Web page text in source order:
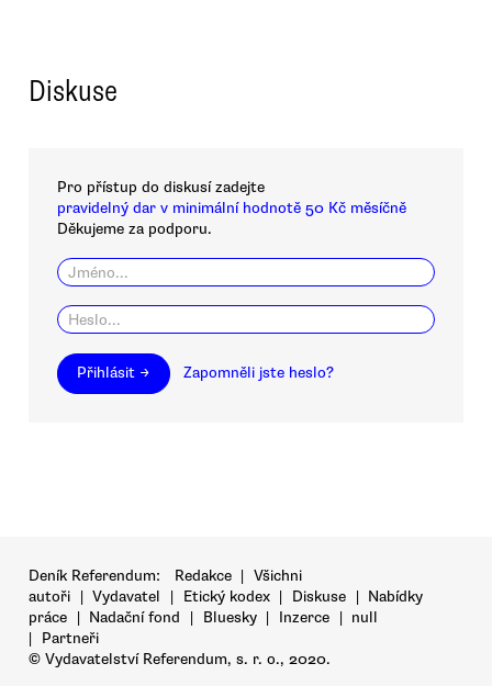
Diskuse
Pro přístup do diskusí zadejte
pravidelný dar v minimální hodnotě 50 Kč měsíčně
Děkujeme za podporu.
Přihlásit → Zapomněli jste heslo?
Deník Referendum: Redakce | Všichni
autoři | Vydavatel | Etický kodex | Diskuse | Nabídky
práce | Nadační fond | Bluesky | Inzerce | null
|
Partneři
© Vydavatelství Referendum, s. r. o., 2020.